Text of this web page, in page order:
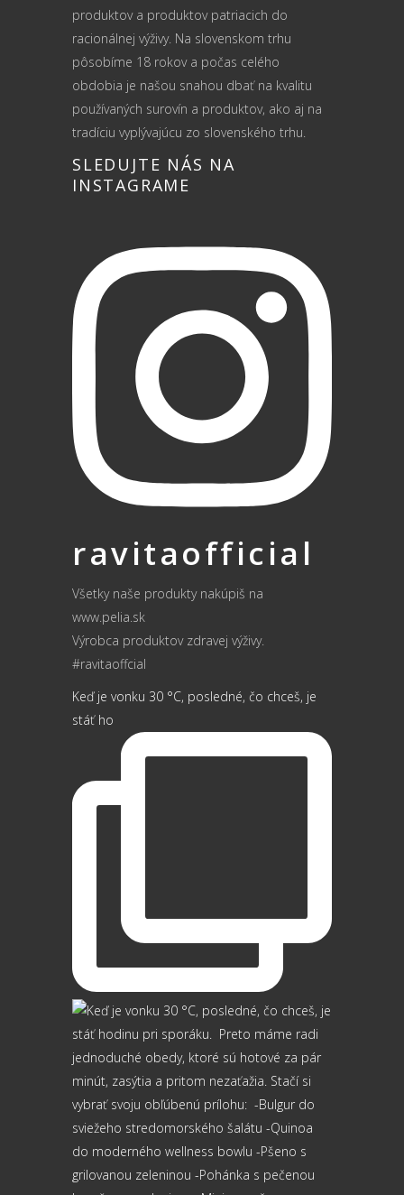
produktov a produktov patriacich do
racionálnej výživy. Na slovenskom trhu
pôsobíme 18 rokov a počas celého
obdobia je našou snahou dbať na kvalitu
používaných surovín a produktov, ako aj na
tradíciu vyplývajúcu zo slovenského trhu.
SLEDUJTE NÁS NA
INSTAGRAME
ravitaofficial
Všetky naše produkty nakúpiš na
www.pelia.sk
Výrobca produktov zdravej výživy.
#ravitaoffcial
Keď je vonku 30 °C, posledné, čo chceš, je
stáť ho